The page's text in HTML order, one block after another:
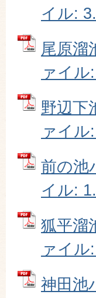
イル:
尾原溜
ァイル
野辺下
ァイル
前の池
イル:
狐平溜
ァイル
神田池